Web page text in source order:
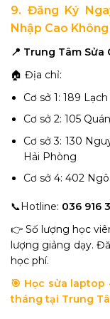
9. Đăng Ký
Nhập Cao Không
📍 Trung Tâm Sửa
🏠 Địa chỉ:
Cơ sở 1: 189
Cơ sở 2: 105
Cơ sở 3: 130
Hải Phòng
Cơ sở 4: 402
📞Hotline: 036 916
👉 Số lượng học
lượng giảng dạy.
học phí.
🎯 Học sửa
tháng tại Trung